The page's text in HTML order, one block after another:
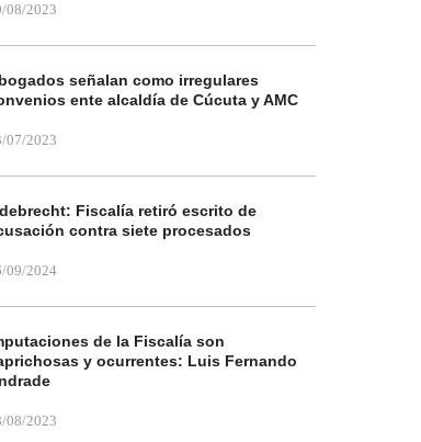
08/2023
señalan como irregulares
ente alcaldía de Cúcuta y AMC
07/2023
Fiscalía retiró escrito de
contra siete procesados
09/2024
de la Fiscalía son
y ocurrentes: Luis Fernando
08/2023